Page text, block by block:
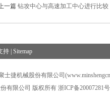
一篇 钻攻中心与高速加工中心进行比较
持 Sitemap
士捷机械股份有限公司
有限公司 版权所有 浙ICP备20007281